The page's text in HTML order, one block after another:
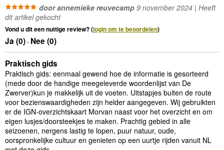
door annemieke reuvecamp 9 november 2024 | Heeft
dit artikel gekocht
Vond u dit een nuttige review? (login om te beoordelen)
Ja (0)- Nee (0)
Praktisch gids
Praktisch gids: eenmaal gewend hoe de informatie is gesorteerd
(mede door de handige meegeleverde woordenlijst van De
Zwerver)kun je makkelijk uit de voeten. Uitstapjes buiten de route
voor bezienswaardigheden zijn helder aangegeven. Wij gebruikten
er de IGN-overzichtskaart Morvan naast voor het overzicht en om
eigen lusjes/doorsteekjes te maken. Prachtig gebied in alle
seizoenen, nergens lastig te lopen, puur natuur, oude,
oorspronkelijke cultuur en genieten op een uurtje rijden vanuit NL